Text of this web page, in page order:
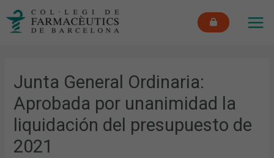
Junta General Ordinaria:
Aprobada por unanimidad la
liquidación del presupuesto de
2021